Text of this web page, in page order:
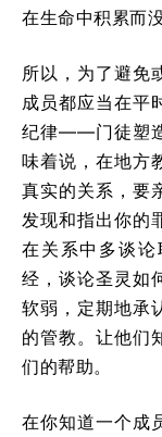
在生命中积累而
所以，为了避免
成员都应当在平
纪律——门徒塑
味着说，在地方
真实的关系，要
发现和指出你
在关系中多谈
经，谈论圣灵如
软弱，定期地承
的管教。让他们
们的帮助。
在你知道一个成